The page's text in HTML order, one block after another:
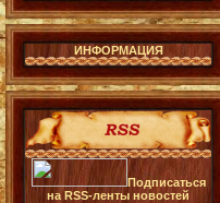
ИНФОРМАЦИЯ
Подписаться
на RSS-ленты новостей